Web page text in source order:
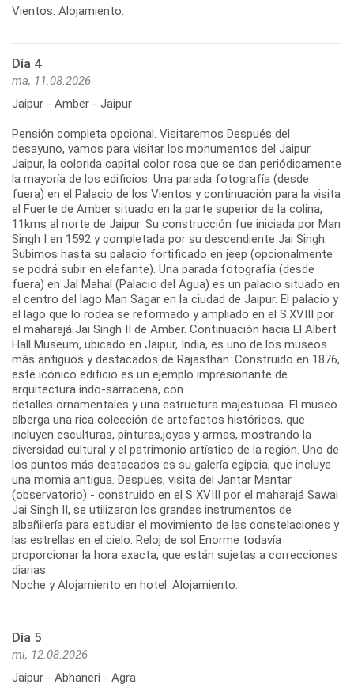
Vientos. Alojamiento.
Día 4
ma, 11.08.2026
Jaipur - Amber - Jaipur
Pensión completa opcional. Visitaremos Después del
desayuno, vamos para visitar los monumentos del Jaipur.
Jaipur, la colorida capital color rosa que se dan periódicamente
la mayoría de los edificios. Una parada fotografía (desde
fuera) en el Palacio de los Vientos y continuación para la visita
el Fuerte de Amber situado en la parte superior de la colina,
11kms al norte de Jaipur. Su construcción fue iniciada por Man
Singh I en 1592 y completada por su descendiente Jai Singh.
Subimos hasta su palacio fortificado en jeep (opcionalmente
se podrá subir en elefante). Una parada fotografía (desde
fuera) en Jal Mahal (Palacio del Agua) es un palacio situado en
el centro del lago Man Sagar en la ciudad de Jaipur. El palacio y
el lago que lo rodea se reformado y ampliado en el S.XVIII por
el maharajá Jai Singh II de Amber. Continuación hacia El Albert
Hall Museum, ubicado en Jaipur, India, es uno de los museos
más antiguos y destacados de Rajasthan. Construido en 1876,
este icónico edificio es un ejemplo impresionante de
arquitectura indo-sarracena, con
detalles ornamentales y una estructura majestuosa. El museo
alberga una rica colección de artefactos históricos, que
incluyen esculturas, pinturas,joyas y armas, mostrando la
diversidad cultural y el patrimonio artístico de la región. Uno de
los puntos más destacados es su galería egipcia, que incluye
una momia antigua. Despues, visita del Jantar Mantar
(observatorio) - construido en el S XVIII por el maharajá Sawai
Jai Singh II, se utilizaron los grandes instrumentos de
albañilería para estudiar el movimiento de las constelaciones y
las estrellas en el cielo. Reloj de sol Enorme todavía
proporcionar la hora exacta, que están sujetas a correcciones
diarias.
Noche y Alojamiento en hotel. Alojamiento.
Día 5
mi, 12.08.2026
Jaipur - Abhaneri - Agra